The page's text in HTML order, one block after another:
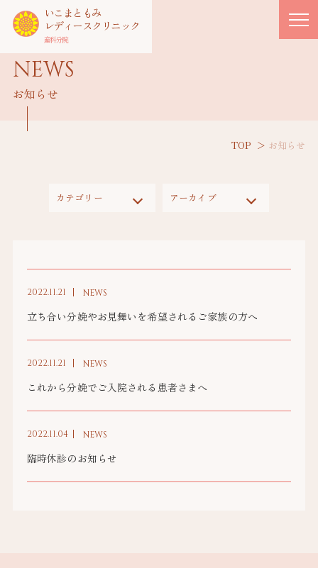
いこまともみ
レディースクリニック
産科分院
NEWS
お知らせ
TOP お知らせ
カテゴリー アーカイブ
2022.11.21 NEWS
立ち合い分娩やお見舞いを希望されるご家族の方へ
2022.11.21 NEWS
これから分娩でご入院される患者さまへ
2022.11.04 NEWS
臨時休診のお知らせ